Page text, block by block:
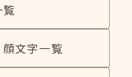
文字一覧